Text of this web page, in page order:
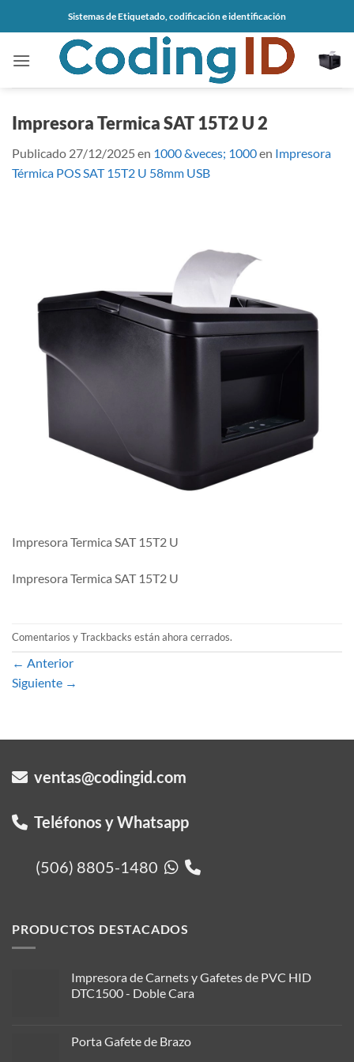
al
Sistemas de Etiquetado, codificación e identificación
Impresora Termica SAT 15T2 U 2
Publicado 27/12/2025 en 1000 &veces; 1000en Impresora
Térmica POS SAT 15T2 U 58mm USB
Impresora Termica SAT 15T2 U
Impresora Termica SAT 15T2 U
Comentarios y Trackbacks están ahora cerrados.
← Anterior
Siguiente →
ventas@codingid.com
Teléfonos y Whatsapp
(506) 8805-1480
PRODUCTOS DESTACADOS
Impresora de Carnets y Gafetes de PVC HID
DTC1500 - Doble Cara
Porta Gafete de Brazo